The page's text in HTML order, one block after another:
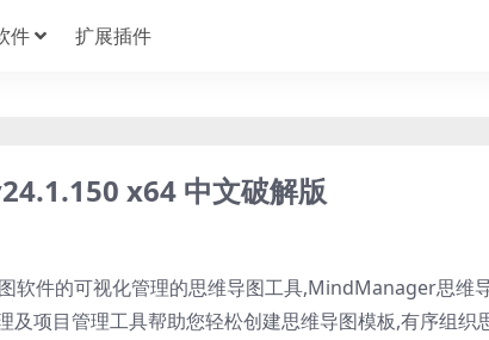
件 扩展插件
x64 中文破解版
件的可视化管理的思维导图工具,MindManager思维
项目管理工具帮助您轻松创建思维导图模板,有序组织